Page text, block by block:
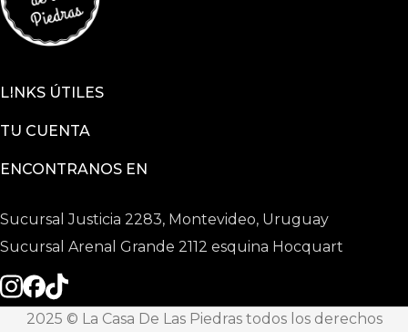
LINKS ÚTILES
TU CUENTA
ENCONTRANOS EN
Sucursal Justicia 2283, Montevideo, Uruguay
Sucursal Arenal Grande 2112 esquina Hocquart
2025 © La Casa De Las Piedras todos los derechos